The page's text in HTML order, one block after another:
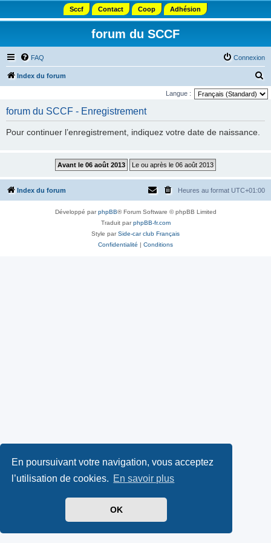
En poursuivant votre navigation, vous acceptez
l’utilisation de cookies. En savoir plus
OK
Sccf Contact Coop Adhésion
forum du SCCF
FAQ Connexion
Index du forum
e
e
Langue :
forum du SCCF - Enregistrement
Pour continuer l’enregistrement, indiquez votre date de naissance.
Index du forum Heures au format UTC+01:00
Développé parphpBB® Forum Software © phpBB Limited
Traduit parphpBB-fr.com
Style parSide-car club Français
Confidentialité
Conditions